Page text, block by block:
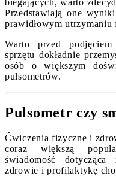
biegających, warto
Przedstawiają one
prawidłowym utrzymaniu
Warto przed
sprzętu dokładnie
osób o większym
pulsometrów.
Pulsometr czy
Ćwiczenia fizyczne i
coraz większą
świadomość
zdrowie i profilaktykę